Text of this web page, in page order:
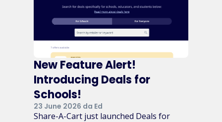
New Feature Alert!
Introducing Deals for
Schools!
23 June 2026 da Ed
Share-A-Cart just launched Deals for